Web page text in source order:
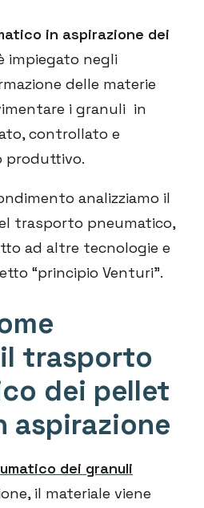
in aspirazione dei
impiegato negli
delle materie
i granuli in
controllato e
produttivo.
analizziamo il
trasporto pneumatico,
ad altre tecnologie e
“principio Venturi”.
trasporto
dei pellet
aspirazione
dei granuli
il materiale viene